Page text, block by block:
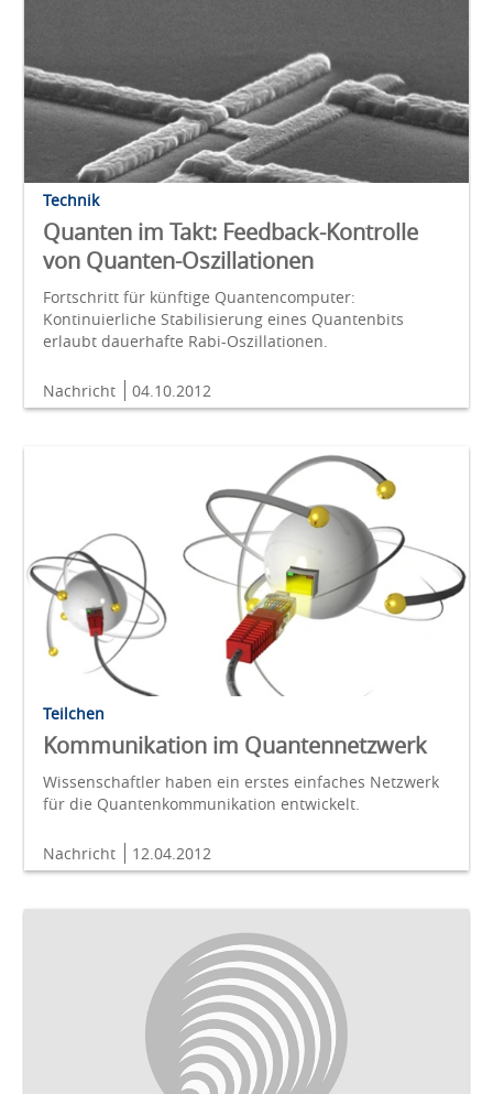
Technik
Quanten im Takt: Feedback-Kontrolle
von Quanten-Oszillationen
Fortschritt für künftige Quantencomputer:
Kontinuierliche Stabilisierung eines Quantenbits
erlaubt dauerhafte Rabi-Oszillationen.
Nachricht 04.10.2012
Teilchen
Kommunikation im Quantennetzwerk
Wissenschaftler haben ein erstes einfaches Netzwerk
für die Quantenkommunikation entwickelt.
Nachricht 12.04.2012